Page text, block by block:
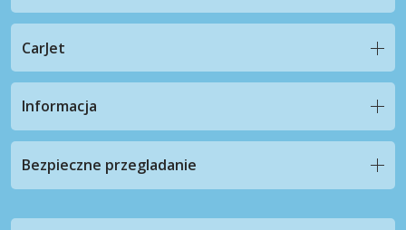
CarJet
Informacja
Bezpieczne przegladanie